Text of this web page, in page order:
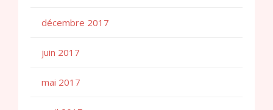
décembre 2017
juin 2017
mai 2017